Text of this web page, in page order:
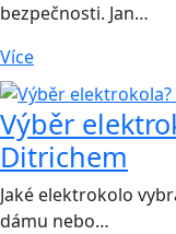
bezpečnosti. Jan…
Více
Výběr
Ditrichem
Jaké elektrokolo
dámu nebo…